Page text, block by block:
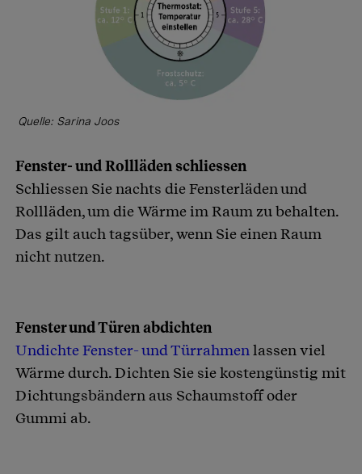
Quelle: Sarina Joos
Fenster- und Rollläden schliessen
Schliessen Sie nachts die Fensterläden und
Rollläden, um die Wärme im Raum zu behalten.
Das gilt auch tagsüber, wenn Sie einen Raum
nicht nutzen.
Fenster und Türen abdichten
Undichte Fenster- und Türrahmenlassen viel
Wärme durch. Dichten Sie sie kostengünstig mit
Dichtungsbändern aus Schaumstoff oder
Gummi ab.